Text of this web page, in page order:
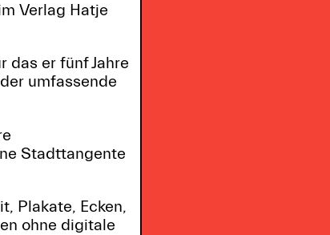
Verlag Hatje
das er fünf Jahre
umfassende
Stadttangente
Plakate, Ecken,
ohne digitale